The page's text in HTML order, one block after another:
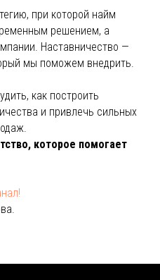
при которой найм
решением, а
Наставничество —
мы поможем внедрить.
как построить
и привлечь сильных
которое помогает